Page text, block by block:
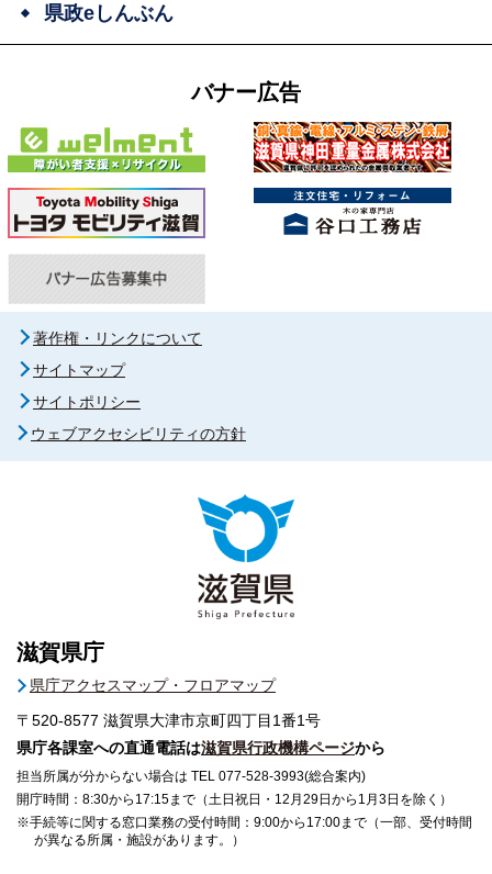
県政eしんぶん
バナー広告
著作権・リンクについて
サイトマップ
サイトポリシー
ウェブアクセシビリティの方針
滋賀県庁
県庁アクセスマップ・フロアマップ
〒520-8577 滋賀県大津市京町四丁目1番1号
県庁各課室への直通電話は滋賀県行政機構ページから
担当所属が分からない場合は TEL 077-528-3993(総合案内)
開庁時間：8:30から17:15まで（土日祝日・12月29日から1月3日を除く）
※手続等に関する窓口業務の受付時間：9:00から17:00まで（一部、受付時間
が異なる所属・施設があります。）